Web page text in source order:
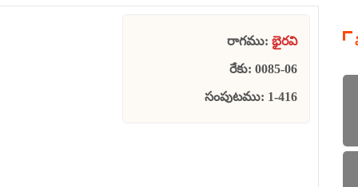
రాగము: భైరవి
రేకు: 0085-06
సంపుటము: 1-416